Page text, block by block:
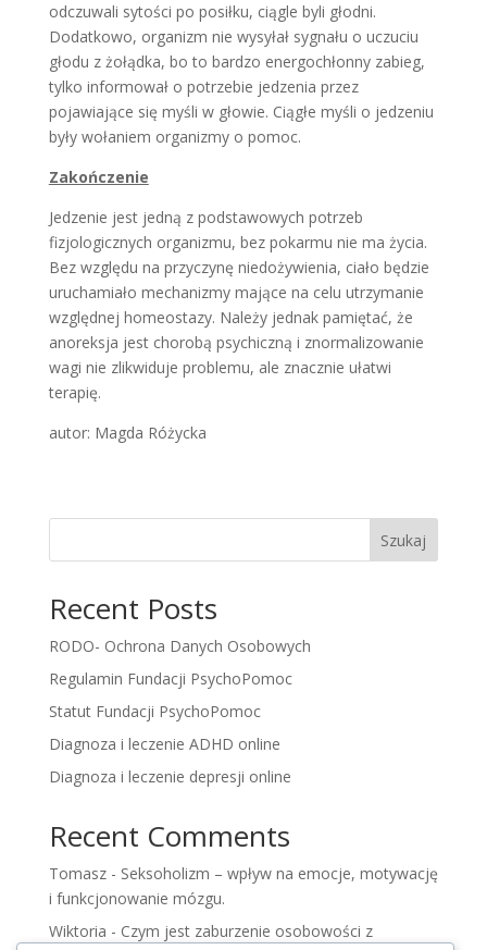
odczuwali sytości po posiłku, ciągle byli głodni.
Dodatkowo, organizm nie wysyłał sygnału o uczuciu
głodu z żołądka, bo to bardzo energochłonny zabieg,
tylko informował o potrzebie jedzenia przez
pojawiające się myśli w głowie. Ciągłe myśli o jedzeniu
były wołaniem organizmy o pomoc.
Zakończenie
Jedzenie jest jedną z podstawowych potrzeb
fizjologicznych organizmu, bez pokarmu nie ma życia.
Bez względu na przyczynę niedożywienia, ciało będzie
uruchamiało mechanizmy mające na celu utrzymanie
względnej homeostazy. Należy jednak pamiętać, że
anoreksja jest chorobą psychiczną i znormalizowanie
wagi nie zlikwiduje problemu, ale znacznie ułatwi
terapię.
autor: Magda Różycka
Szukaj
Recent Posts
RODO- Ochrona Danych Osobowych
Regulamin Fundacji PsychoPomoc
Statut Fundacji PsychoPomoc
Diagnoza i leczenie ADHD online
Diagnoza i leczenie depresji online
Recent Comments
Tomasz- Seksoholizm – wpływ na emocje, motywację
i funkcjonowanie mózgu.
Wiktoria - Czym jest zaburzenie osobowości z